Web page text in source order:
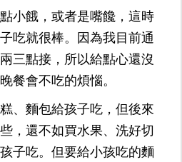
小餓，或者是嘴饞，這時
吃就很棒。因為我目前通
三點接，所以給點心還沒
餐會不吃的煩惱。
、麵包給孩子吃，但後來
，還不如買水果、洗好切
子吃。但要給小孩吃的麵